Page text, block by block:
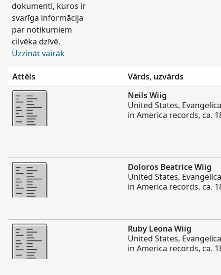
dokumenti, kuros ir
svarīga informācija
par notikumiem
cilvēka dzīvē.
Uzzināt vairāk
Attēls
Vārds, uzvārds
Vairāk
Neils Wiig
United States,
in America records, ca.
Vairāk
Doloros Beatrice Wiig
United States,
in America records, ca.
Vairāk
Ruby Leona Wiig
United States,
in America records, ca.